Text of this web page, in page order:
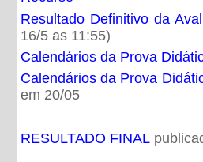
Resultado Definitivo da
16/5 as 11:55)
Calendários da Prova
Calendários da Prova
RESULTADO FINAL